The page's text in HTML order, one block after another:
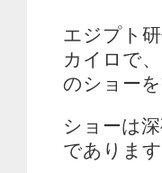
エジプト
カイロで
のショーを
ショーは
であります